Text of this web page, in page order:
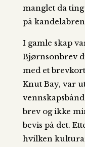
manglet da
på
I gamle skap
Bjørnsonbrev
med et
Knut Bay, var
brev og ikke
bevis på det.
hvilken